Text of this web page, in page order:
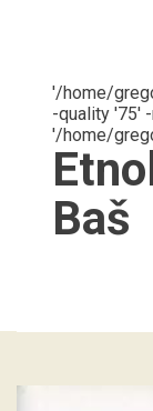
Stalne
Občasne
Gostovanja
'/home/
-quality '75'
'/home/
Baš